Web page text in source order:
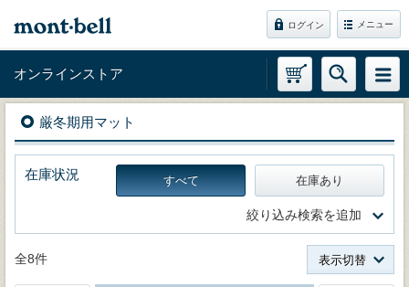
ログイン メニュー
オンラインストア
厳冬期用マット
在庫状況 すべて 在庫あり
絞り込み検索を追加
全8件 表示切替